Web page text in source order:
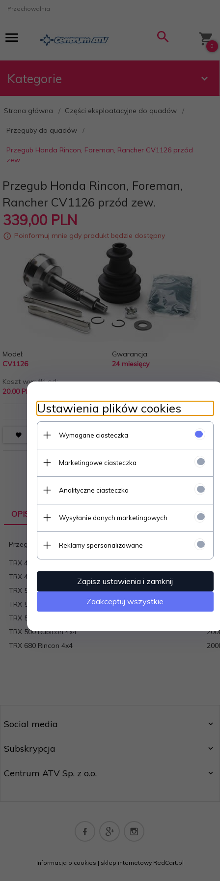
Przechowalnia
0
Kategorie
Strona główna Części eksploatacyjne do quadów
Przeguby do quadów
Przegub Honda Rincon, Foreman, Rancher CV1126 przód
zew.
Przegub Honda Rincon, Foreman,
Rancher CV1126 przód zew.
339,00 PLN
Poinformuj mnie gdy produkt będzie dostępny
Model:
CV1126
Gwarancja:
24 miesięcy
Koszt wysyłki od:
20.00 PLN
OPIS PRODUKTU
Przegub pasuje do modeli Honda:
TRX 420 Rancher 4x4 exc AT w/power steering
TRX 420 Rancher ES 4x4
TRX 500 Foreman 4x4
TRX 500 Foreman ES 4x4 w/power steering
TRX 500 Foreman ES 4x4 w/power steering
TRX 500 Rubicon 4x4
TRX 680 Rincon 4x4
Social media
Subskrypcja
Centrum ATV Sp. z o.o.
Informacja o cookies | sklep internetowy RedCart.pl
Ustawienia plików cookies
Wymagane ciasteczka
Marketingowe ciasteczka
Analityczne ciasteczka
Wysyłanie danych marketingowych
Reklamy spersonalizowane
Zapisz ustawienia i zamknij
Zaakceptuj wszystkie